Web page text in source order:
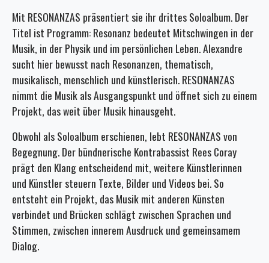
Mit RESONANZAS präsentiert sie ihr drittes Soloalbum. Der
Titel ist Programm: Resonanz bedeutet Mitschwingen in der
Musik, in der Physik und im persönlichen Leben. Alexandre
sucht hier bewusst nach Resonanzen, thematisch,
musikalisch, menschlich und künstlerisch. RESONANZAS
nimmt die Musik als Ausgangspunkt und öffnet sich zu einem
Projekt, das weit über Musik hinausgeht.
Obwohl als Soloalbum erschienen, lebt RESONANZAS von
Begegnung. Der bündnerische Kontrabassist Rees Coray
prägt den Klang entscheidend mit, weitere Künstlerinnen
und Künstler steuern Texte, Bilder und Videos bei. So
entsteht ein Projekt, das Musik mit anderen Künsten
verbindet und Brücken schlägt zwischen Sprachen und
Stimmen, zwischen innerem Ausdruck und gemeinsamem
Dialog.